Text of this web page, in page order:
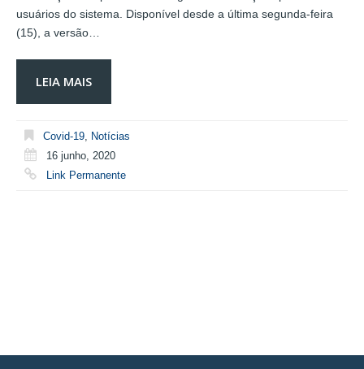
usuários do sistema. Disponível desde a última segunda-feira
(15), a versão…
LEIA MAIS
Covid-19, Notícias
16 junho, 2020
Link Permanente